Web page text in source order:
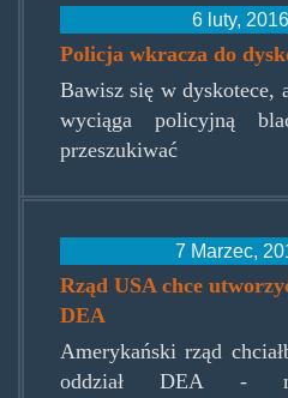
6 luty,
Policja wkracza do
Bawisz się w dyskotece,
wyciąga policyjną
przeszukiwać
7 Marzec,
Rząd USA chce
DEA
Amerykański rząd
oddział DEA -